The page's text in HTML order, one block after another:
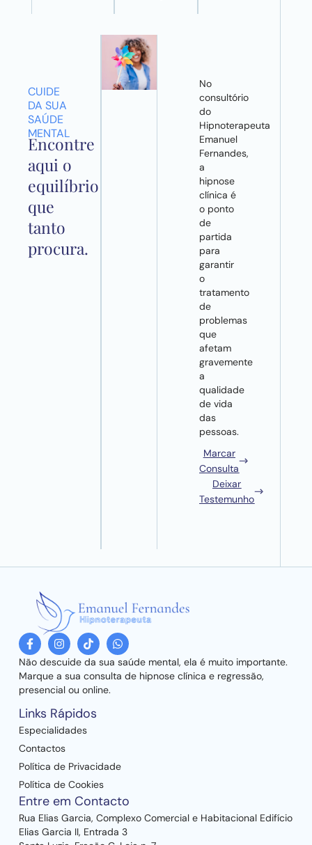
CUIDE
DA SUA
SAÚDE
MENTAL
Encontre
aqui o
equilíbrio
que
tanto
procura.
No
consultório
do
Hipnoterapeuta
Emanuel
Fernandes,
a
hipnose
clínica é
o ponto
de
partida
para
garantir
o
tratamento
de
problemas
que
afetam
gravemente
a
qualidade
de vida
das
pessoas.
Marcar
Consulta
Deixar
Testemunho
Não descuide da sua saúde mental, ela é muito importante.
Marque a sua consulta de hipnose clínica e regressão,
presencial ou online.
Links Rápidos
Especialidades
Contactos
Política de Privacidade
Política de Cookies
Entre em Contacto
Rua Elias Garcia, Complexo Comercial e Habitacional Edifício
Elias Garcia II, Entrada 3